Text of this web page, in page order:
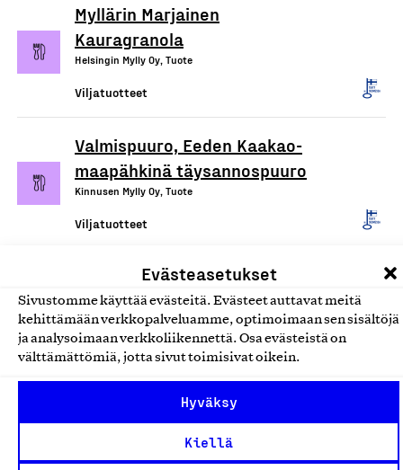
Evästeasetukset
Sivustomme käyttää evästeitä. Evästeet auttavat meitä
kehittämään verkkopalveluamme, optimoimaan sen sisältöjä
ja analysoimaan verkkoliikennettä. Osa evästeistä on
välttämättömiä, jotta sivut toimisivat oikein.
Hyväksy
Kiellä
Myllärin Marjainen
Kauragranola
Helsingin Mylly Oy, Tuote
Viljatuotteet
Valmispuuro, Eeden Kaakao-
maapähkinä täysannospuuro
Kinnusen Mylly Oy, Tuote
Viljatuotteet
Gluteenittomat jauhot,
jauhoseokset, leivonnan
apuaineet sekä tärkkelykset
Viljatuotteet
Gluteenittomat hiutaleet ja
hiutaleseokset